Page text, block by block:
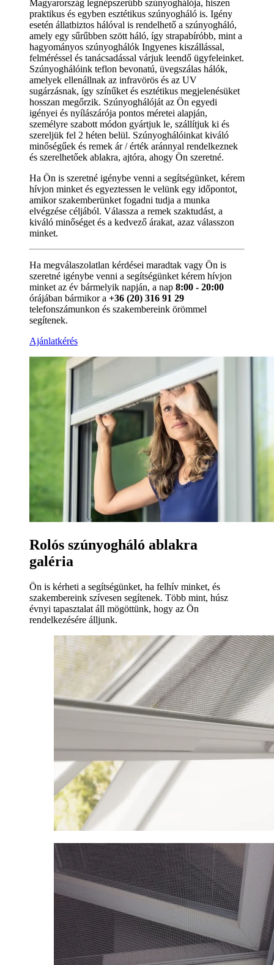
Magyarország legnépszerűbb szúnyoghálója, hiszen
praktikus és egyben esztétikus szúnyogháló is. Igény
esetén állatbiztos hálóval is rendelhető a szúnyogháló,
amely egy sűrűbben szött háló, így strapabíróbb, mint a
hagyományos szúnyoghálók Ingyenes kiszállással,
felméréssel és tanácsadással várjuk leendő ügyfeleinket.
Szúnyoghálóink teflon bevonatú, üvegszálas hálók,
amelyek ellenállnak az infravörös és az UV
sugárzásnak, így színűket és esztétikus megjelenésüket
hosszan megőrzik. Szúnyoghálóját az Ön egyedi
igényei és nyílászárója pontos méretei alapján,
személyre szabott módon gyártjuk le, szállítjuk ki és
szereljük fel 2 héten belül. Szúnyoghálóinkat kiváló
minőségűek és remek ár / érték aránnyal rendelkeznek
és szerelhetőek ablakra, ajtóra, ahogy Ön szeretné.
Ha Ön is szeretné igénybe venni a segítségünket, kérem
hívjon minket és egyeztessen le velünk egy időpontot,
amikor szakemberünket fogadni tudja a munka
elvégzése céljából. Válassza a remek szaktudást, a
kiváló minőséget és a kedvező árakat, azaz válasszon
minket.
Ha megválaszolatlan kérdései maradtak vagy Ön is
szeretné igénybe venni a segítségünket kérem hívjon
minket az év bármelyik napján, a nap 8:00 - 20:00
órájában bármikor a +36 (20) 316 91 29
telefonszámunkon és szakembereink örömmel
segítenek.
Ajánlatkérés
Rolós szúnyogháló ablakra
galéria
Ön is kérheti a segítségünket, ha felhív minket, és
szakembereink szívesen segítenek. Több mint, húsz
évnyi tapasztalat áll mögöttünk, hogy az Ön
rendelkezésére álljunk.